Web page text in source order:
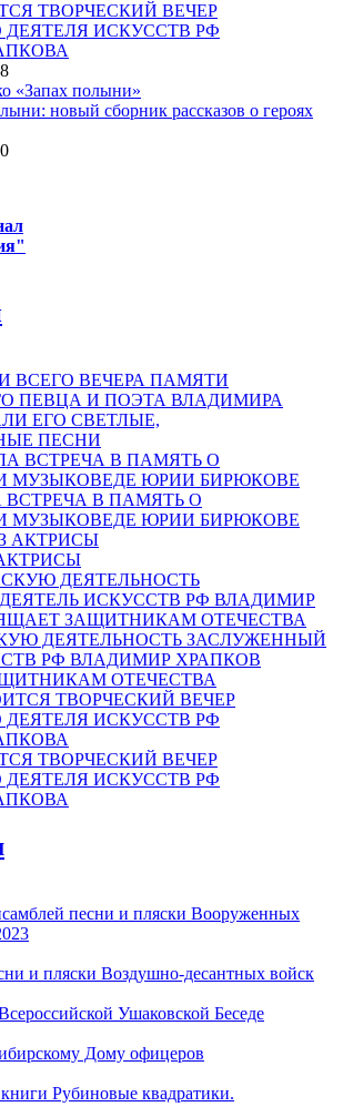
ТВОРЧЕСКИЙ ВЕЧЕР
ИСКУССТВ РФ
новый сборник рассказов о героях
ВСЕГО ВЕЧЕРА ПАМЯТИ
ПЕВЦА И ПОЭТА ВЛАДИМИРА
ЕГО СВЕТЛЫЕ,
ПЕСНИ
В ПАМЯТЬ О
МУЗЫКОВЕДЕ ЮРИИ БИРЮКОВЕ
ДЕЯТЕЛЬНОСТЬ ЗАСЛУЖЕННЫЙ
РФ ВЛАДИМИР ХРАПКОВ
ОТЕЧЕСТВА
ТВОРЧЕСКИЙ ВЕЧЕР
ИСКУССТВ РФ
песни и пляски Вооруженных
и пляски Воздушно-десантных войск
Ушаковской Беседе
Дому офицеров
Рубиновые квадратики.